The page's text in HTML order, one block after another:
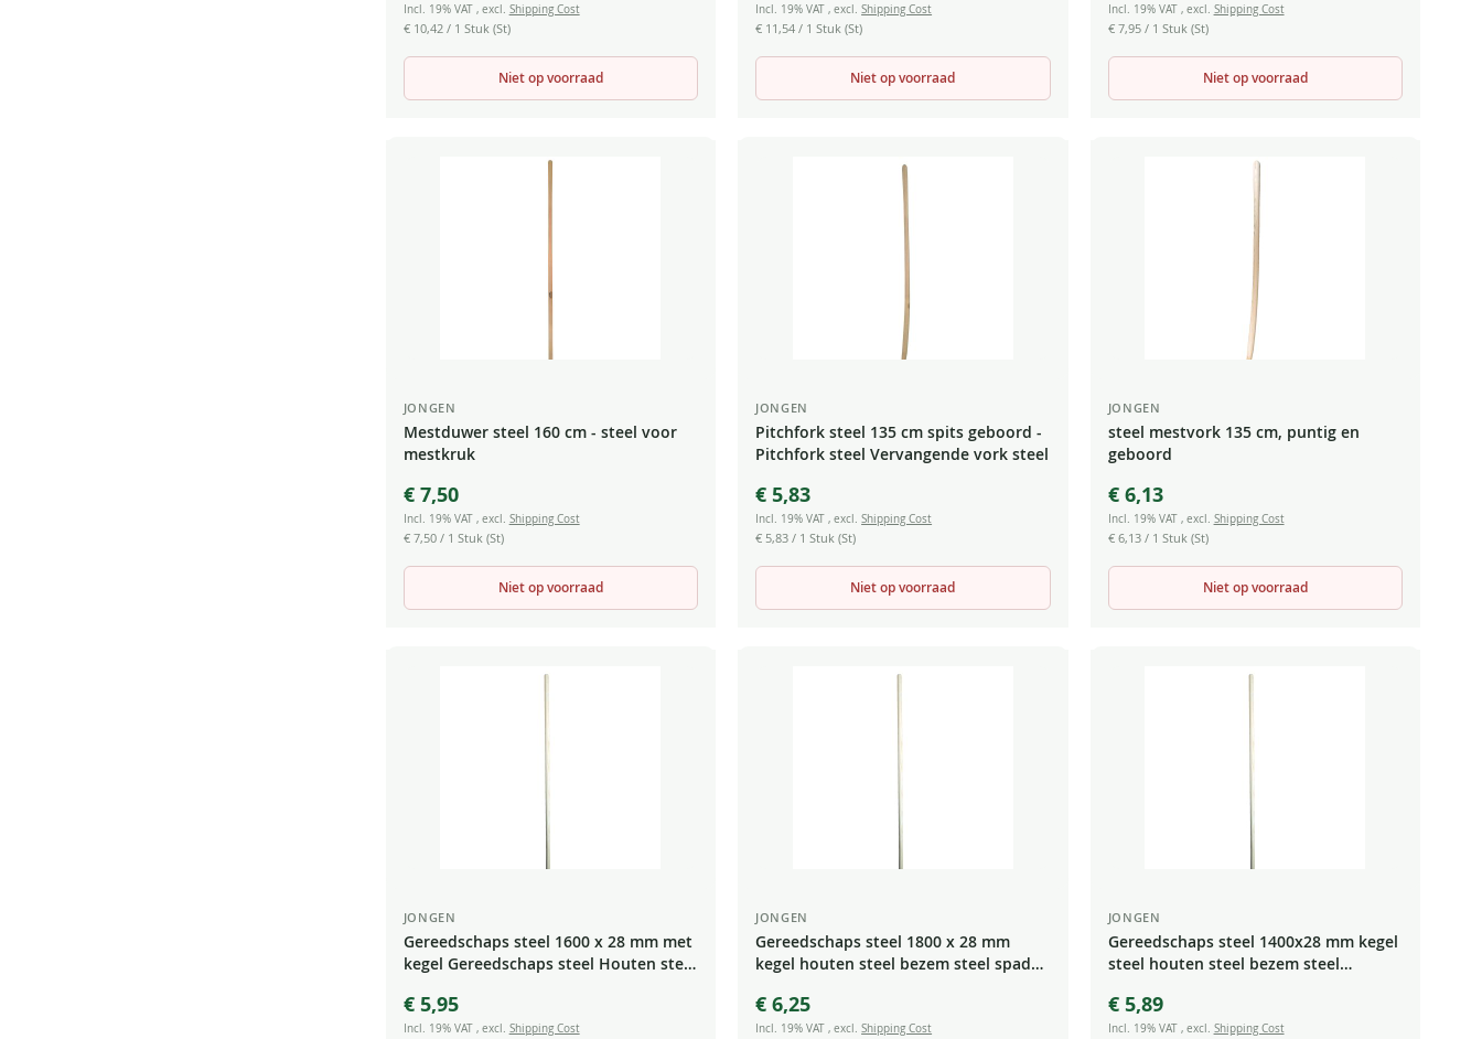
Incl. 19% VAT , excl. Shipping Cost
€ 10,42/ 1 Stuk (St)
Niet op voorraad
Incl. 19% VAT,excl.Shipping Cost
€ 11,54 / 1 Stuk (St)
Niet op voorraad
Incl. 19% VAT , excl. Shipping Cost
€ 7,95/ 1 Stuk (St)
Niet op voorraad
JONGEN
Mestduwer steel 160 cm - steel voor
mestkruk
€ 7,50
Incl. 19% VAT , excl. Shipping Cost
€ 7,50/ 1 Stuk (St)
Niet op voorraad
JONGEN
Pitchfork steel 135 cm spits geboord -
Pitchfork steel Vervangende vork steel
€ 5,83
Incl. 19% VAT,excl.Shipping Cost
€ 5,83 / 1 Stuk (St)
Niet op voorraad
JONGEN
steel mestvork 135 cm, puntig en
geboord
€ 6,13
Incl. 19% VAT , excl. Shipping Cost
€ 6,13/ 1 Stuk (St)
Niet op voorraad
JONGEN
Gereedschaps steel 1600 x 28 mm met
kegel Gereedschaps steel Houten steel
€ 5,95
Incl. 19% VAT , excl. Shipping Cost
JONGEN
Gereedschaps steel 1800 x 28 mm
kegel houten steel bezem steel spade
€ 6,25
Incl. 19% VAT,excl.Shipping Cost
JONGEN
Gereedschaps steel 1400x28 mm kegel
steel houten steel bezem steel
€ 5,89
Incl. 19% VAT , excl. Shipping Cost